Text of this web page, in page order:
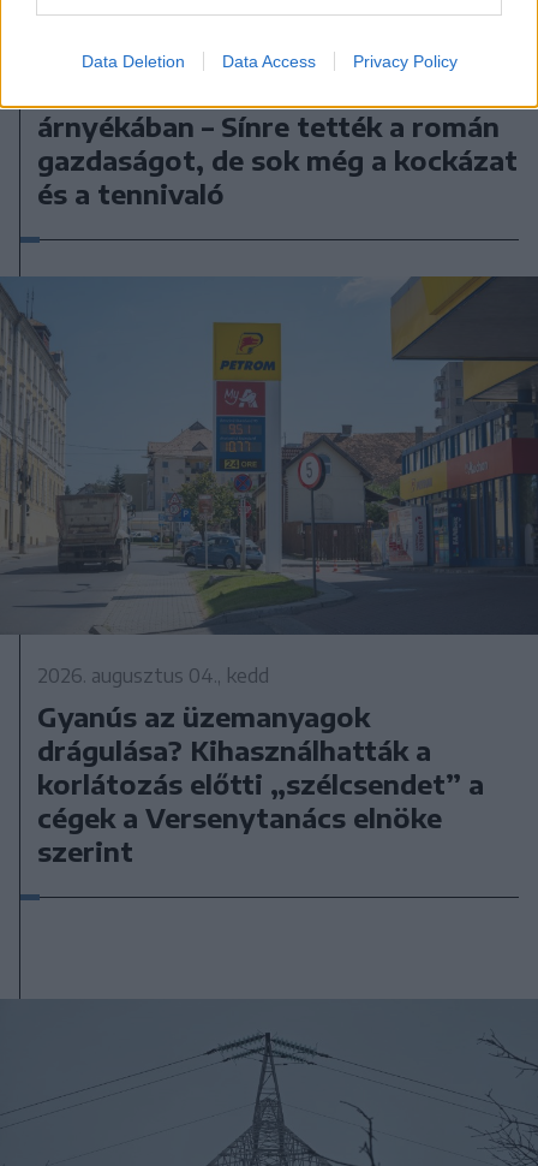
Data Deletion Data Access Privacy Policy
2026. augusztus 04., kedd
árnyékában – Sínre tették a román
gazdaságot, de sok még a kockázat
és a tennivaló
2026. augusztus 04., kedd
Gyanús az üzemanyagok
drágulása? Kihasználhatták a
korlátozás előtti „szélcsendet” a
cégek a Versenytanács elnöke
szerint